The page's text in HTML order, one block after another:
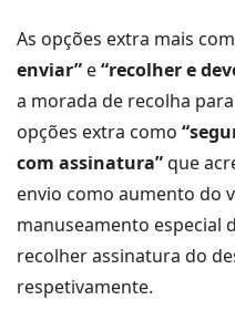
As opções extra mais
enviar” e“recolher e
a morada de recolha
opções extra como
com assinatura”que
envio como aumento do
manuseamento especial
recolher assinatura do
respetivamente.